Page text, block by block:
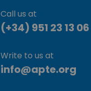
Call us at
(+34) 951 23 13 06
Write to us at
info@apte.org